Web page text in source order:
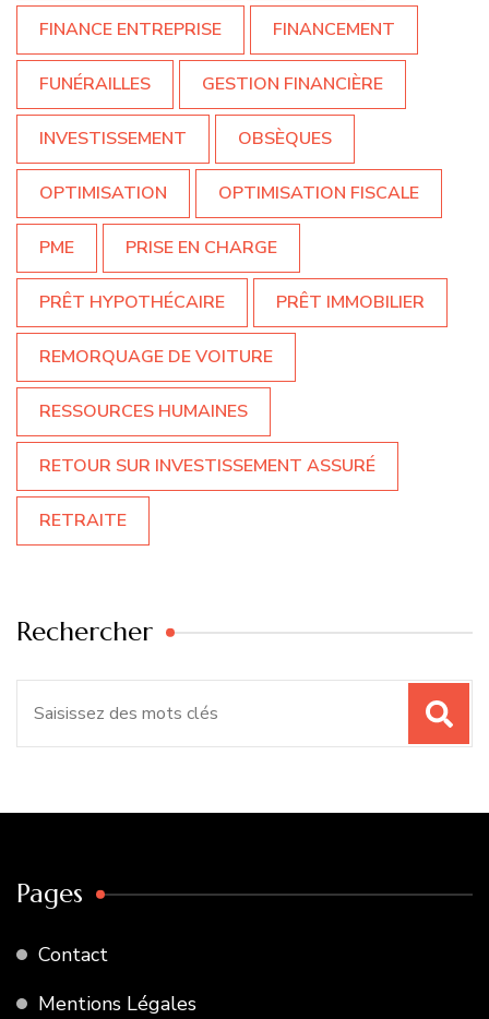
FINANCE ENTREPRISE FINANCEMENT
FUNÉRAILLES GESTION FINANCIÈRE
INVESTISSEMENT OBSÈQUES
OPTIMISATION OPTIMISATION FISCALE
PME PRISE EN CHARGE
PRÊT HYPOTHÉCAIRE PRÊT IMMOBILIER
REMORQUAGE DE VOITURE
RESSOURCES HUMAINES
RETOUR SUR INVESTISSEMENT ASSURÉ
RETRAITE
Rechercher
Pages
Contact
Mentions Légales